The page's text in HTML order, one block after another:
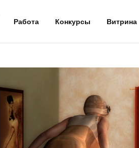
Работа Конкурсы Витрина